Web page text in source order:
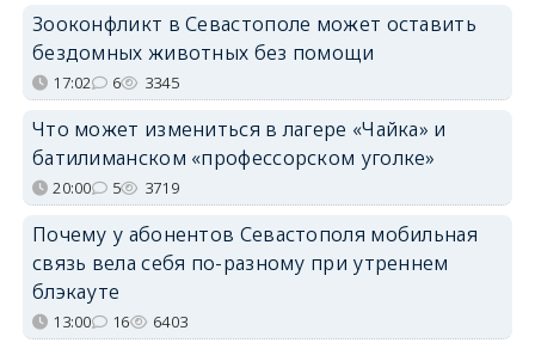
Зооконфликт в Севастополе может оставить
бездомных животных без помощи
17:02 6 3345
Что может измениться в лагере «Чайка» и
батилиманском «профессорском уголке»
20:00 5 3719
Почему у абонентов Севастополя мобильная
связь вела себя по-разному при утреннем
блэкауте
13:00 16 6403